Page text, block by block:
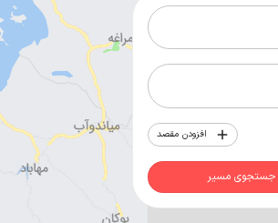
افزودن مقصد
جستجوی مسیر